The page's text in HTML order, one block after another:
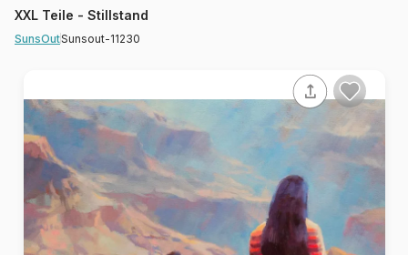
XXL Teile - Stillstand
SunsOutSunsout-11230